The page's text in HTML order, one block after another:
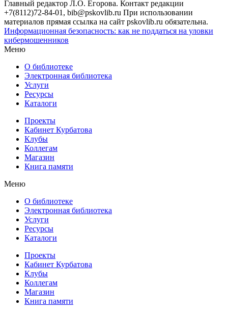
Главный редактор Л.О. Егорова. Контакт редакции
+7(8112)72-84-01, bib@pskovlib.ru При использовании
материалов прямая ссылка на сайт pskovlib.ru обязательна.
Информационная безопасность: как не поддаться на уловки
кибермошенников
Меню
О библиотеке
Электронная библиотека
Услуги
Ресурсы
Каталоги
Проекты
Кабинет Курбатова
Клубы
Коллегам
Магазин
Книга памяти
Меню
О библиотеке
Электронная библиотека
Услуги
Ресурсы
Каталоги
Проекты
Кабинет Курбатова
Клубы
Коллегам
Магазин
Книга памяти